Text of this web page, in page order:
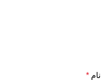
نام *